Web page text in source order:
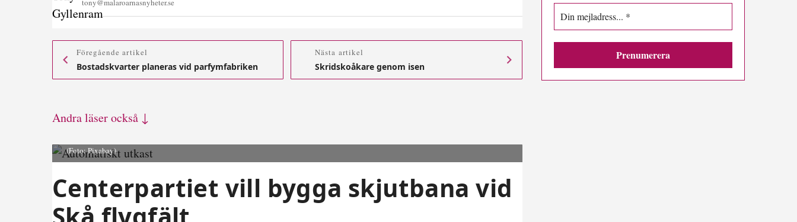
tony@malaroarnasnyheter.se
Föregående artikel
Bostadskvarter planeras vid parfymfabriken
Nästa artikel
Skridskoåkare genom isen
Andra läser också ↓
(Foto: Pixabay)
Centerpartiet vill bygga skjutbana vid